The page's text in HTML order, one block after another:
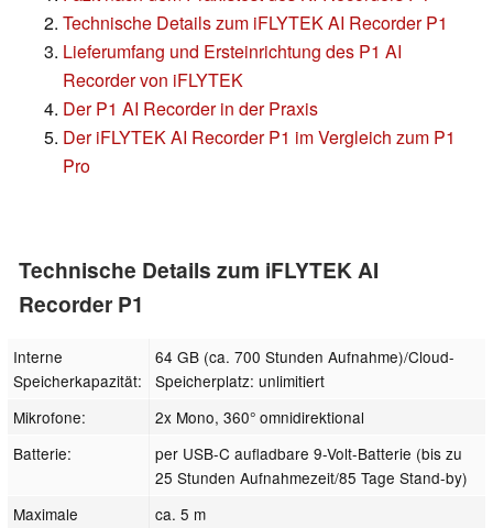
Technische Details zum iFLYTEK AI Recorder P1
Lieferumfang und Ersteinrichtung des P1 AI
Recorder von iFLYTEK
Der P1 AI Recorder in der Praxis
Der iFLYTEK AI Recorder P1 im Vergleich zum P1
Pro
Technische Details zum iFLYTEK AI
Recorder P1
Interne
Speicherkapazität:
64 GB (ca. 700 Stunden Aufnahme)/Cloud-
Speicherplatz: unlimitiert
Mikrofone:
2x Mono, 360° omnidirektional
Batterie:
per USB-C aufladbare 9-Volt-Batterie (bis zu
25 Stunden Aufnahmezeit/85 Tage Stand-by)
Maximale
ca. 5 m